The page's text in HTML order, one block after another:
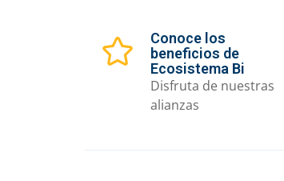
Conoce los
beneficios de
Ecosistema Bi
Disfruta de nuestras
alianzas